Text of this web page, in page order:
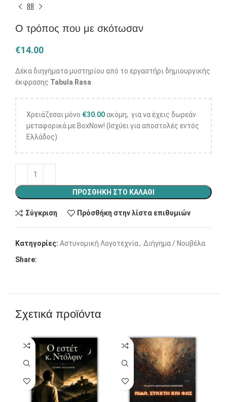
Ο τρόπος που με σκότωσαν
€14.00
Δέκα διηγήματα μυστηρίου από το εργαστήρι δημιουργικής
έκφρασης Tabula Rasa
Χρειάζεσαι μόνο €30.00ακόμη, για να έχεις δωρεάν
μεταφορικά με BoxNow! (Ισχύει για αποστολές εντός
Ελλάδος)
ΠΡΟΣΘΉΚΗ ΣΤΟ ΚΑΛΆΘΙ
Σύγκριση Πρόσθήκη στην λίστα επιθυμιών
Κατηγορίες: Αστυνομική Λογοτεχνία, Διήγημα / Νουβέλα
Share:
Σχετικά προϊόντα